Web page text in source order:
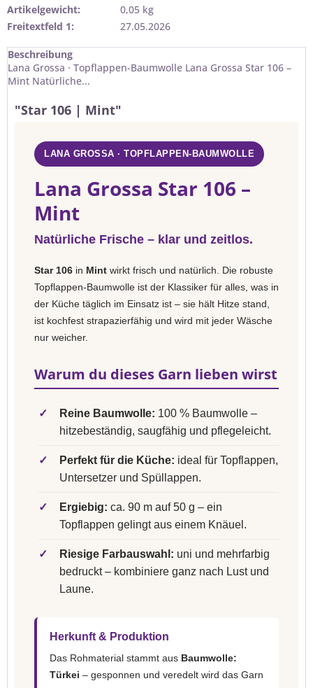
Artikelgewicht:
0,05 kg
Freitextfeld 1:
27.05.2026
Beschreibung
Lana Grossa · Topflappen-Baumwolle Lana Grossa Star 106 –
Mint Natürliche...
"Star 106 | Mint"
LANA GROSSA · TOPFLAPPEN-BAUMWOLLE
Lana Grossa Star 106 –
Mint
Natürliche Frische – klar und zeitlos.
Star 106 in Mint wirkt frisch und natürlich. Die robuste
Topflappen-Baumwolle ist der Klassiker für alles, was in
der Küche täglich im Einsatz ist – sie hält Hitze stand,
ist kochfest strapazierfähig und wird mit jeder Wäsche
nur weicher.
Warum du dieses Garn lieben wirst
✓ Reine Baumwolle: 100 % Baumwolle –
hitzebeständig, saugfähig und pflegeleicht.
✓ Perfekt für die Küche: ideal für Topflappen,
Untersetzer und Spüllappen.
✓ Ergiebig: ca. 90 m auf 50 g – ein
Topflappen gelingt aus einem Knäuel.
✓ Riesige Farbauswahl: uni und mehrfarbig
bedruckt – kombiniere ganz nach Lust und
Laune.
Herkunft & Produktion
Das Rohmaterial stammt aus Baumwolle:
Türkei – gesponnen und veredelt wird das Garn